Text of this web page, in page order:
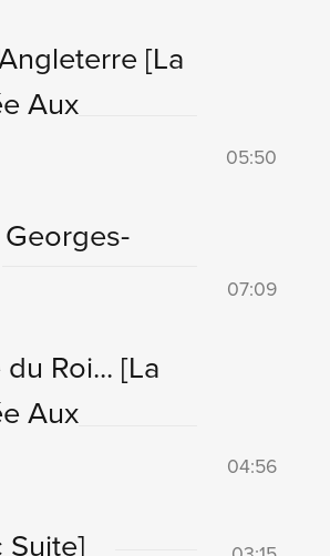
[La
Aux
05:50
07:09
Roi... [La
Aux
04:56
Suite]